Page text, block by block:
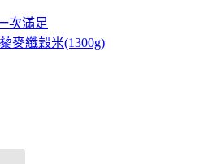
次滿足
麥纖穀米(1300g)